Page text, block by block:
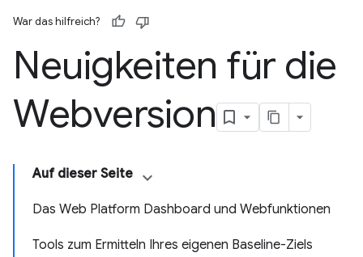
War das hilfreich?
Neuigkeiten für die
Webversion
Auf dieser Seite
Das Web Platform Dashboard und Webfunktionen
Tools zum Ermitteln Ihres eigenen Baseline-Ziels